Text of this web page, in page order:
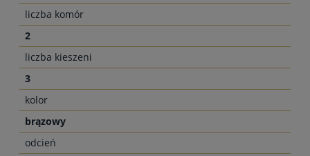
liczba komór
2
liczba kieszeni
3
kolor
brązowy
odcień